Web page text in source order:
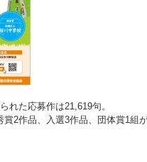
れた応募作は21,619句。
2作品、入選3作品、団体賞1組